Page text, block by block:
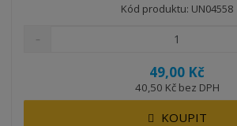
Kód produktu: UN04558
49,00 Kč
40,50 Kč bez DPH
KOUPIT